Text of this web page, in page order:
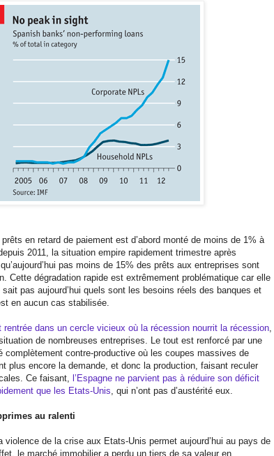
en retard de paiement est d’abord monté de moins de 1% à
2011, la situation empire rapidement trimestre après
pas moins de 15% des prêts aux entreprises sont
Cette dégradation rapide est extrêmement problématique car elle
sait pas aujourd’hui quels sont les besoins réels des banques et
en aucun cas stabilisée.
rentrée dans un cercle vicieux où la récession nourrit la récession
de nombreuses entreprises. Le tout est renforcé par une
complètement contre-productive où les coupes massives de
plus encore la demande, et donc la production, faisant reculer
Ce faisant, l’Espagne ne parvient pas à réduire son déficit
que les Etats-Unis , qui n’ont pas d’austérité eux.
au ralenti
violence de la crise aux Etats-Unis permet aujourd’hui au pays de
le marché immobilier a perdu un tiers de sa valeur en